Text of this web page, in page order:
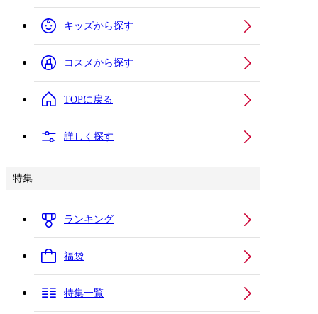
キッズから探す
コスメから探す
TOPに戻る
詳しく探す
特集
ランキング
福袋
特集一覧